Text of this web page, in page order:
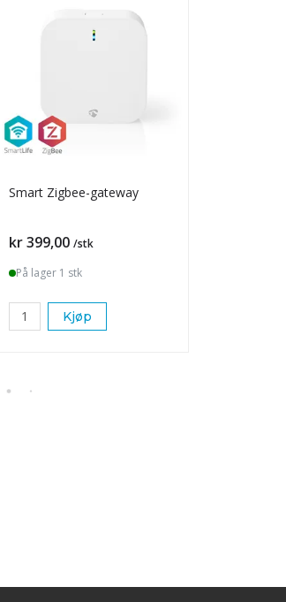
Smart Zigbee-gateway
Pris
kr 399,00 /stk
På lager 1 stk
Kjøp